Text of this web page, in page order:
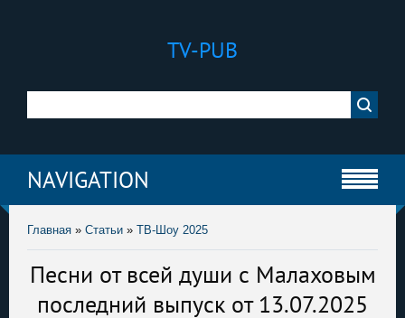
TV-PUB
NAVIGATION
Главная » Статьи » ТВ-Шоу 2025
Песни от всей души с Малаховым
последний выпуск от 13.07.2025